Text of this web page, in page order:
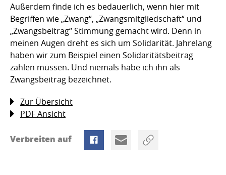
Außerdem finde ich es bedauerlich, wenn hier mit
Begriffen wie „Zwang“, „Zwangsmitgliedschaft“ und
„Zwangsbeitrag“ Stimmung gemacht wird. Denn in
meinen Augen dreht es sich um Solidarität. Jahrelang
haben wir zum Beispiel einen Solidaritätsbeitrag
zahlen müssen. Und niemals habe ich ihn als
Zwangsbeitrag bezeichnet.
Zur Übersicht
PDF Ansicht
Verbreiten auf